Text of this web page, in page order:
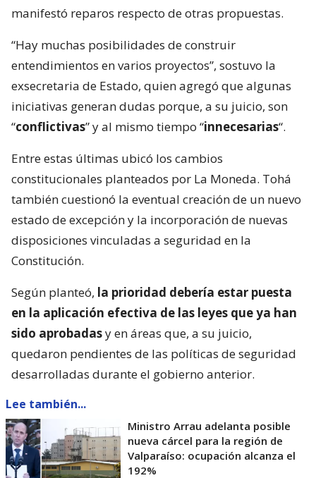
manifestó reparos respecto de otras propuestas.
“Hay muchas posibilidades de construir
entendimientos en varios proyectos”, sostuvo la
exsecretaria de Estado, quien agregó que algunas
iniciativas generan dudas porque, a su juicio, son
“conflictivas” y al mismo tiempo “innecesarias“.
Entre estas últimas ubicó los cambios
constitucionales planteados por La Moneda. Tohá
también cuestionó la eventual creación de un nuevo
estado de excepción y la incorporación de nuevas
disposiciones vinculadas a seguridad en la
Constitución.
Según planteó, la prioridad debería estar puesta
en la aplicación efectiva de las leyes que ya han
sido aprobadasy en áreas que, a su juicio,
quedaron pendientes de las políticas de seguridad
desarrolladas durante el gobierno anterior.
Lee también...
Ministro Arrau adelanta posible
nueva cárcel para la región de
Valparaíso: ocupación alcanza el
192%